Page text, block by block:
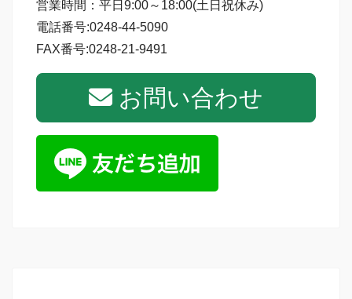
営業時間：平日9:00～18:00(土日祝休み)
電話番号:0248-44-5090
FAX番号:0248-21-9491
お問い合わせ